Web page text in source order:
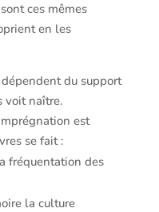
ces mêmes
en les
du support
voit naître.
est
se fait :
fréquentation des
la culture